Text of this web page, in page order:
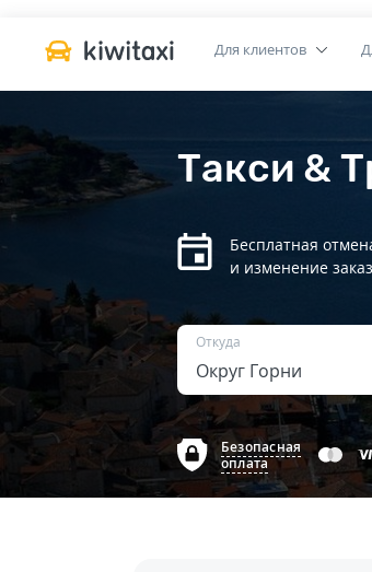
Для клиентов
Такси &
Бесплатная
и изменение
Откуда
Безопасная
оплата